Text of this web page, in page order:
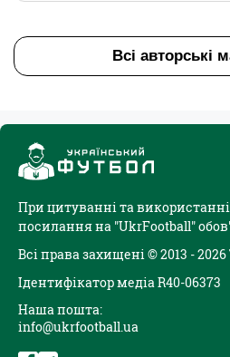
Всі авторські
При цитуванні та
посилання на "UkrFootball"
Всі права захищені © 2013 -
Ідентифікатор медіа R40-06373
Наша пошта:
info@ukrfootball.ua